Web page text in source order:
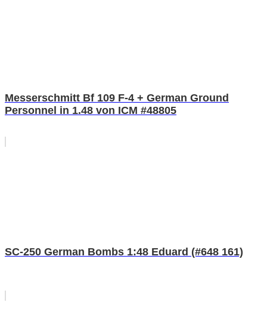
Messerschmitt Bf 109 F-4 + German Ground
Personnel in 1.48 von ICM #48805
SC-250 German Bombs 1:48 Eduard (#648 161)